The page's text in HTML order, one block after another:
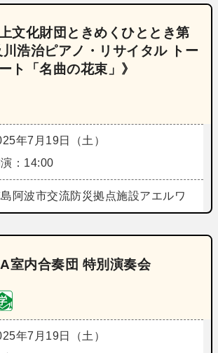
文化財団ときめくひととき第
浩治ピアノ・リサイタル トー
ト「名曲の花束」》
年7月19日（土）
演：14:00
阿波市交流防災拠点施設アエルワ
室内合奏団 特別演奏会
年7月19日（土）